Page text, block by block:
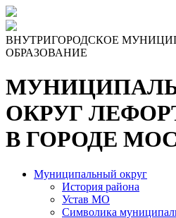
Skip
to
the
content
ВНУТРИГОРОДСКОЕ
ОБРАЗОВАНИЕ
ОКРУГ
В ГОРОДЕ
Муниципальный округ
История района
Устав МО
Символика